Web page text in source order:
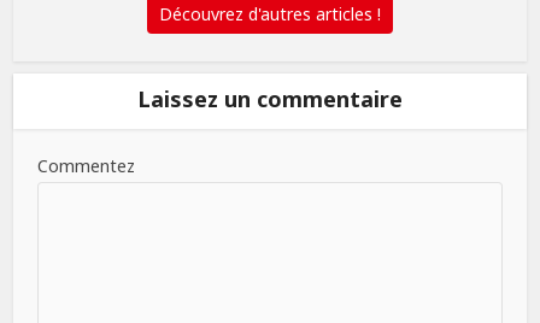
Découvrez d'autres articles !
Laissez un commentaire
Commentez